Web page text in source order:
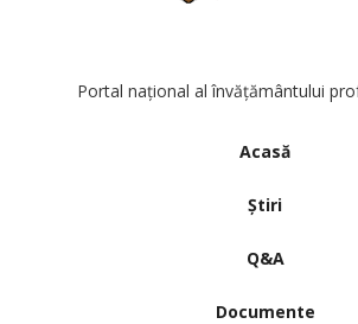
Portal național al învățământului
Acasă
Știri
Q&A
Documente